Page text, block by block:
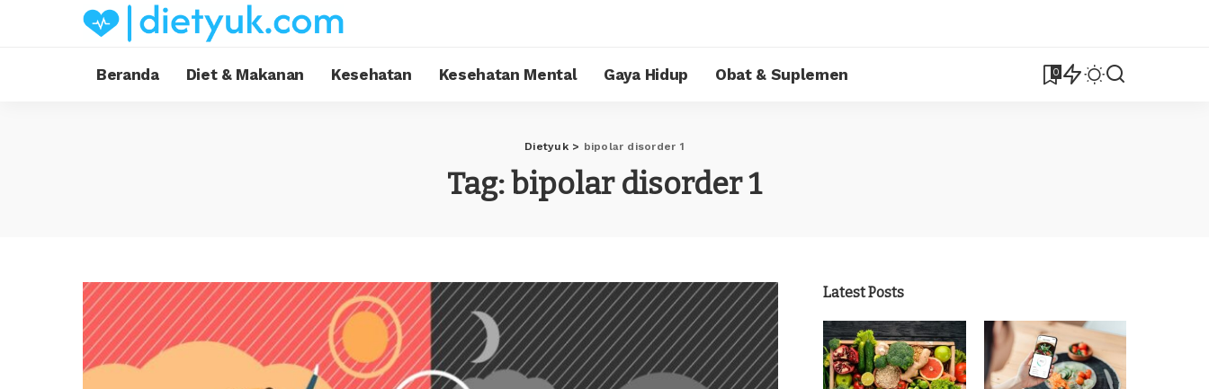
Beranda Diet & Makanan Kesehatan Kesehatan Mental Gaya Hidup Obat & Suplemen 0
Dietyuk> bipolar disorder 1
Tag:bipolar disorder 1
Latest Posts